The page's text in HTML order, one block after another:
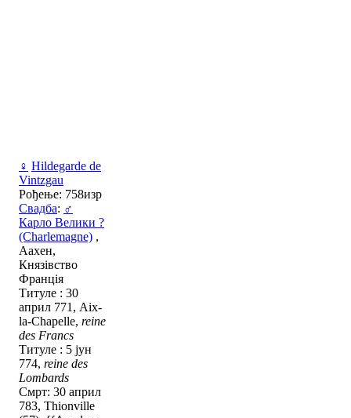
♀ Hildegarde de
Vintzgau
Рођење: 758изр
Свадба: ♂
Карло Велики ?
(Charlemagne) ,
Аахен,
Князівство
Франція
Титуле : 30
април 771, Aix-
la-Chapelle, reine
des Francs
Титуле : 5 јун
774, reine des
Lombards
Смрт: 30 април
783, Thionville